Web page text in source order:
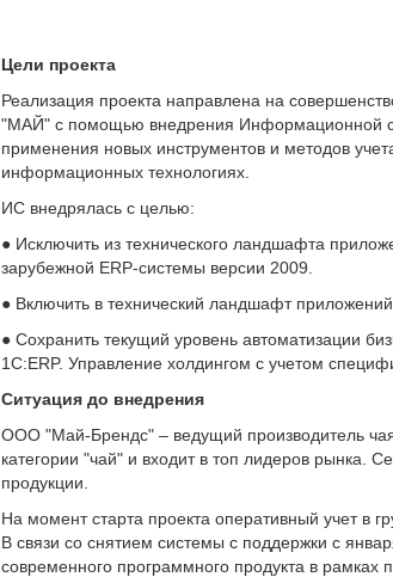
Цели проекта
Реализация проекта направлена на
"МАЙ" с помощью внедрения Информационной
применения новых инструментов и методов
информационных технологиях.
ИС внедрялась с целью:
● Исключить из технического ландшафта
зарубежной ERP-системы версии 2009.
● Включить в технический ландшафт
● Сохранить текущий уровень автоматизации
1С:ERP. Управление холдингом с учетом
Ситуация до внедрения
ООО "Май-Брендс" – ведущий производитель
категории "чай" и входит в топ лидеров рынка.
продукции.
На момент старта проекта оперативный учет в
В связи со снятием системы с поддержки с
современного программного продукта в рамках